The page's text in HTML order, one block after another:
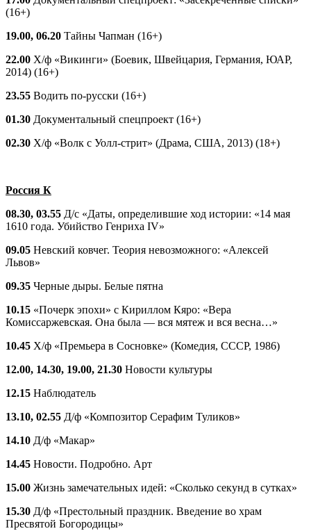
(16+)
19.00, 06.20 Тайны Чапман (16+)
22.00 Х/ф «Викинги» (Боевик, Швейцария, Германия, ЮАР,
2014) (16+)
23.55 Водить по-русски (16+)
01.30 Документальный спецпроект (16+)
02.30 Х/ф «Волк с Уолл-стрит» (Драма, США, 2013) (18+)
Россия К
08.30, 03.55 Д/с «Даты, определившие ход истории: «14 мая
1610 года. Убийство Генриха IV»
09.05 Невский ковчег. Теория невозможного: «Алексей
Львов»
09.35 Черные дыры. Белые пятна
10.15 «Почерк эпохи» с Кириллом Кяро: «Вера
Комиссаржевская. Она была — вся мятеж и вся весна…»
10.45 Х/ф «Премьера в Сосновке» (Комедия, СССР, 1986)
12.00, 14.30, 19.00, 21.30 Новости культуры
12.15 Наблюдатель
13.10, 02.55 Д/ф «Композитор Серафим Туликов»
14.10 Д/ф «Макар»
14.45 Новости. Подробно. Арт
15.00 Жизнь замечательных идей: «Сколько секунд в сутках»
15.30 Д/ф «Престольный праздник. Введение во храм
Пресвятой Богородицы»